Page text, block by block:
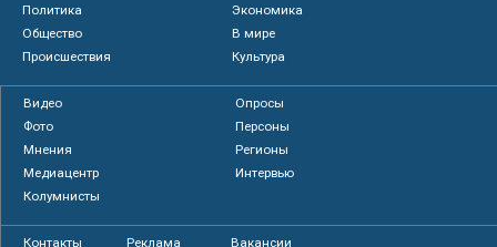
Политика
Экономика
Общество
В мире
Происшествия
Культура
Видео
Опросы
Фото
Персоны
Мнения
Регионы
Медиацентр
Интервью
Колумнисты
Контакты Реклама Вакансии